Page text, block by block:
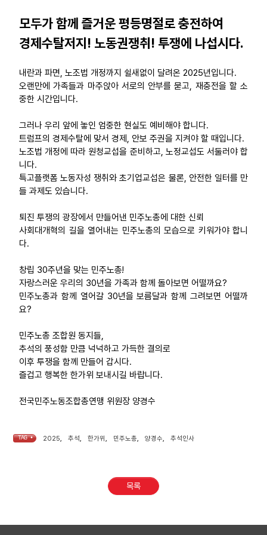
모두가 함께 즐거운 평등명절로 충전하여
경제수탈저지! 노동권쟁취! 투쟁에 나섭시다.
내란과 파면, 노조법 개정까지 쉴새없이 달려온 2025년입니다.
오랜만에 가족들과 마주앉아 서로의 안부를 묻고, 재충전을 할 소
중한 시간입니다.
그러나 우리 앞에 놓인 엄중한 현실도 예비해야 합니다.
트럼프의 경제수탈에 맞서 경제, 안보 주권을 지켜야 할 때입니다.
노조법 개정에 따라 원청교섭을 준비하고, 노정교섭도 서둘러야 합
니다.
특고플랫폼 노동자성 쟁취와 초기업교섭은 물론, 안전한 일터를 만
들 과제도 있습니다.
퇴진 투쟁의 광장에서 만들어낸 민주노총에 대한 신뢰
사회대개혁의 길을 열어내는 민주노총의 모습으로 키워가야 합니
다.
창립 30주년을 맞는 민주노총!
자랑스러운 우리의 30년을 가족과 함께 돌아보면 어떨까요?
민주노총과 함께 열어갈 30년을 보름달과 함께 그려보면 어떨까
요?
민주노총 조합원 동지들,
추석의 풍성함 만큼 넉넉하고 가득한 결의로
이후 투쟁을 함께 만들어 갑시다.
즐겁고 행복한 한가위 보내시길 바랍니다.
전국민주노동조합총연맹 위원장 양경수
TAG • 2025, 추석, 한가위 , 민주노총, 양경수, 추석인사
목록